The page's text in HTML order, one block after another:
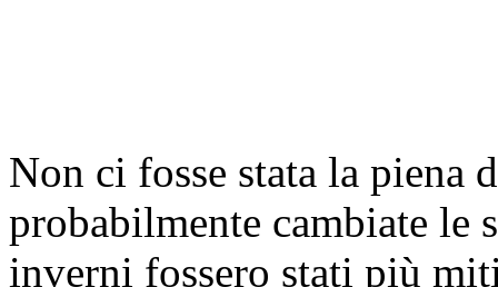
Non ci fosse stata la piena
probabilmente cambiate le
inverni fossero stati più